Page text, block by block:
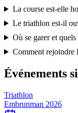
La course est-elle
Le triathlon est-il
Où se garer et
Comment rejoindre
Événements
Triathlon
Embrunman 2026